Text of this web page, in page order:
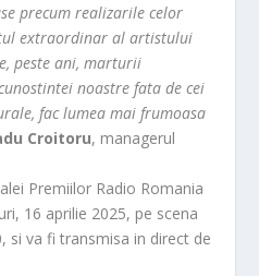
precum realizarile celor
extraordinar al artistului
peste ani, marturii
noastre fata de cei
fac lumea mai frumoasa
Croitoru, managerul
Premiilor Radio Romania
16 aprilie 2025, pe scena
si va fi transmisa in direct de